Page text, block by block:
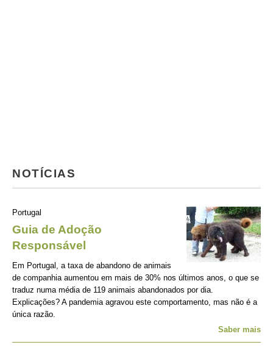
NOTÍCIAS
Portugal
Guia de Adoção
Responsável
Em Portugal, a taxa de abandono de animais
de companhia aumentou em mais de 30% nos últimos anos, o que se
traduz numa média de 119 animais abandonados por dia.
Explicações? A pandemia agravou este comportamento, mas não é a
única razão.
Saber mais